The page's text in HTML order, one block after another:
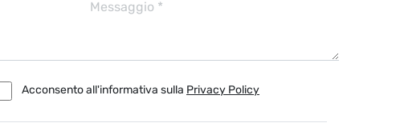
Acconsento all'informativa sulla Privacy Policy